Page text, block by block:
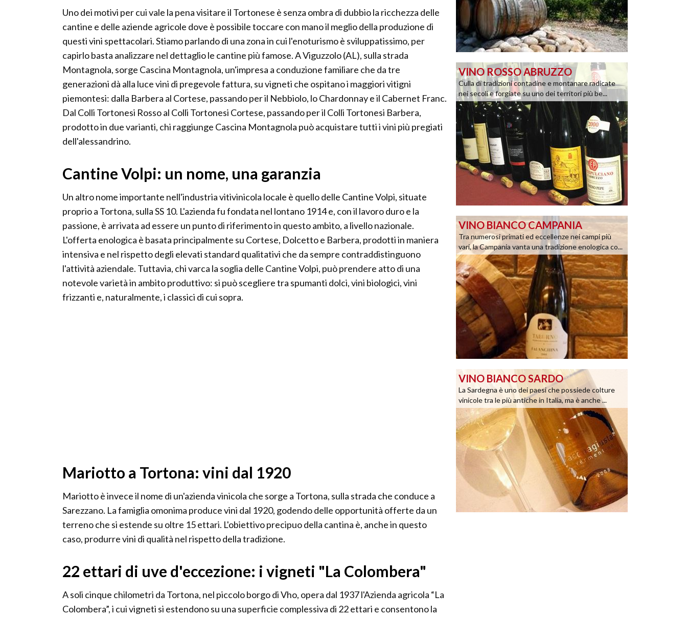
Uno dei motivi per cui vale la pena visitare il Tortonese è senza ombra di dubbio la ricchezza delle
cantine e delle aziende agricole dove è possibile toccare con mano il meglio della produzione di
questi vini spettacolari. Stiamo parlando di una zona in cui l'enoturismo è sviluppatissimo, per
capirlo basta analizzare nel dettaglio le cantine più famose. A Viguzzolo (AL), sulla strada
Montagnola, sorge Cascina Montagnola, un'impresa a conduzione familiare che da tre
generazioni dà alla luce vini di pregevole fattura, su vigneti che ospitano i maggiori vitigni
piemontesi: dalla Barbera al Cortese, passando per il Nebbiolo, lo Chardonnay e il Cabernet Franc.
Dal Colli Tortonesi Rosso al Colli Tortonesi Cortese, passando per il Colli Tortonesi Barbera,
prodotto in due varianti, chi raggiunge Cascina Montagnola può acquistare tutti i vini più pregiati
dell'alessandrino.
Cantine Volpi: un nome, una garanzia
Un altro nome importante nell'industria vitivinicola locale è quello delle Cantine Volpi, situate
proprio a Tortona, sulla SS 10. L'azienda fu fondata nel lontano 1914 e, con il lavoro duro e la
passione, è arrivata ad essere un punto di riferimento in questo ambito, a livello nazionale.
L'offerta enologica è basata principalmente su Cortese, Dolcetto e Barbera, prodotti in maniera
intensiva e nel rispetto degli elevati standard qualitativi che da sempre contraddistinguono
l'attività aziendale. Tuttavia, chi varca la soglia delle Cantine Volpi, può prendere atto di una
notevole varietà in ambito produttivo: si può scegliere tra spumanti dolci, vini biologici, vini
frizzanti e, naturalmente, i classici di cui sopra.
Mariotto a Tortona: vini dal 1920
Mariotto è invece il nome di un'azienda vinicola che sorge a Tortona, sulla strada che conduce a
Sarezzano. La famiglia omonima produce vini dal 1920, godendo delle opportunità offerte da un
terreno che si estende su oltre 15 ettari. L'obiettivo precipuo della cantina è, anche in questo
caso, produrre vini di qualità nel rispetto della tradizione.
22 ettari di uve d'eccezione: i vigneti "La Colombera"
A soli cinque chilometri da Tortona, nel piccolo borgo di Vho, opera dal 1937 l'Azienda agricola “La
Colombera”, i cui vigneti si estendono su una superficie complessiva di 22 ettari e consentono la
VINO ROSSO ABRUZZO
Culla di tradizioni contadine e montanare radicate
nei secoli e forgiate su uno dei territori più be...
VINO BIANCO CAMPANIA
Tra numerosi primati ed eccellenze nei campi più
vari, la Campania vanta una tradizione enologica co...
VINO BIANCO SARDO
La Sardegna è uno dei paesi che possiede colture
vinicole tra le più antiche in Italia, ma è anche ...